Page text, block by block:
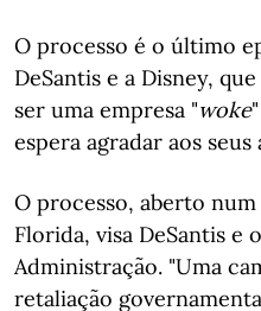
O processo é o último
DeSantis e a Disney,
ser uma empresa "woke
espera agradar aos
O processo, aberto
Florida, visa DeSantis e
Administração. "Uma
retaliação